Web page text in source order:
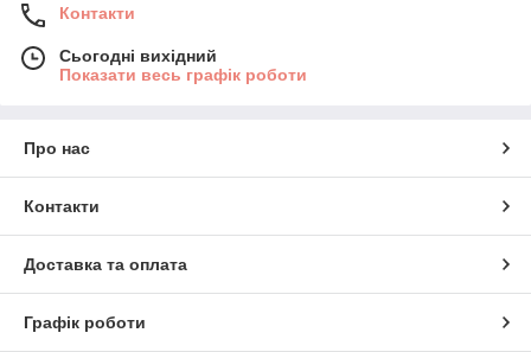
Контакти
Сьогодні вихідний
Показати весь графік роботи
Про нас
Контакти
Доставка та оплата
Графік роботи